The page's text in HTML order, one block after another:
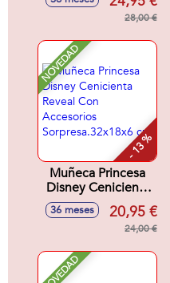
28,00 €
NOVEDAD
- 13 %
Muñeca Princesa
Disney Cenicienta
Reveal Con
Accesorios
Sorpresa.32x18x6
36 meses 20,95 €
24,00 €
NOVEDAD